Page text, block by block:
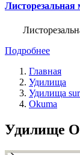
Подробнее
Главная
Удилища
Удилища
Okuma
Удилище